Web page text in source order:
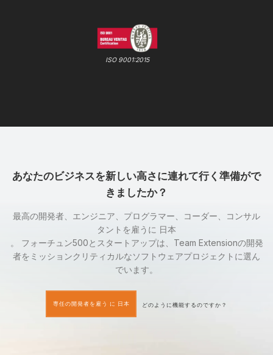
ISO 9001:2015
あなたのビジネスを新しい高さに連れて行く準備がで
きましたか？
最高の開発者、エンジニア、プログラマー、コーダー、コンサル
タントを雇うに 日本
。 フォーチュン500とスタートアップは、Team Extensionの開発
者をミッションクリティカルなソフトウェアプロジェクトに選ん
でいます。
専任の開発者を雇う に 日本 どのように機能するのですか？